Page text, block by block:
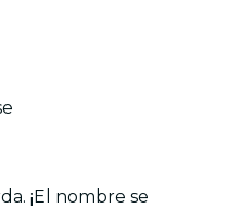
¡El nombre se